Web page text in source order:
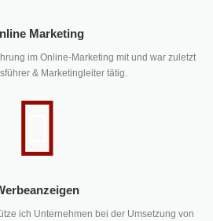
Marketing
im Online-Marketing mit und war zuletzt
& Marketingleiter tätig.
ich Unternehmen bei der Umsetzung von